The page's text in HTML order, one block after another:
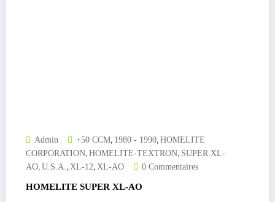
Admin +50 CCM, 1980 - 1990, HOMELITE
CORPORATION, HOMELITE-TEXTRON, SUPER XL-
AO, U.S.A., XL-12, XL-AO 0 Commentaires
HOMELITE SUPER XL-AO